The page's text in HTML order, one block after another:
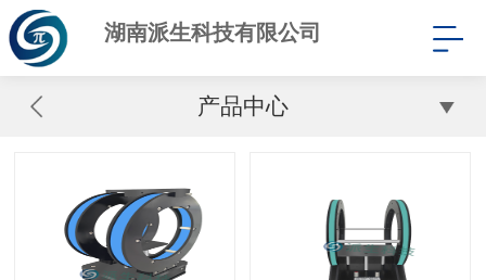
湖南派生科技有限公司
产品中心